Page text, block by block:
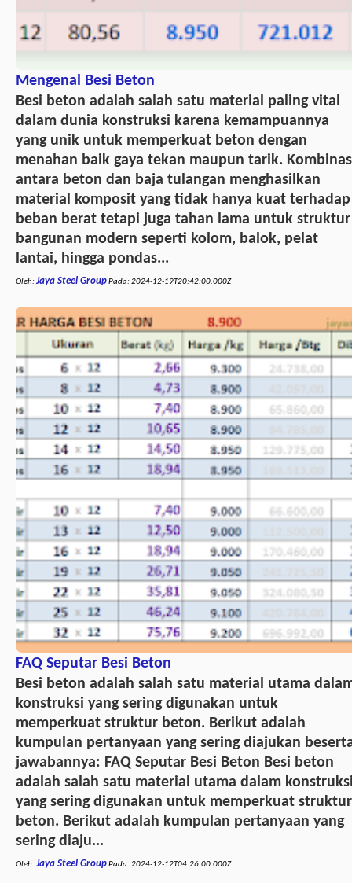
Mengenal Besi Beton
Besi beton adalah salah satu material paling vital
dalam dunia konstruksi karena kemampuannya
yang unik untuk memperkuat beton dengan
menahan baik gaya tekan maupun tarik.
antara beton dan baja tulangan menghasilkan
material komposit yang tidak hanya kuat terhadap
beban berat tetapi juga tahan lama untuk struktur
bangunan modern seperti kolom, balok, pelat
lantai, hingga pondas...
Oleh:Jaya Steel GroupPada:2024-12-19T20:42:00.000Z
FAQ Seputar Besi Beton
Besi beton adalah salah satu material utama
konstruksi yang sering digunakan untuk
memperkuat struktur beton. Berikut adalah
kumpulan pertanyaan yang sering diajukan
jawabannya: FAQ Seputar Besi Beton Besi beton
adalah salah satu material utama dalam
yang sering digunakan untuk memperkuat struktur
beton. Berikut adalah kumpulan pertanyaan yang
sering diaju...
Oleh:Jaya Steel GroupPada:2024-12-12T04:26:00.000Z